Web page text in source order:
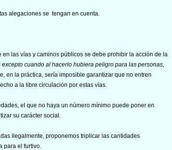
alegaciones se tengan en cuenta.
las vías y caminos públicos se debe prohibir la acción de la
cuando al hacerlo hubiera peligro para las personas,
en la práctica, sería imposible garantizar que no entren
a la libre circulación por estas vías.
el que no haya un número mínimo puede poner en
su carácter social.
ilegalmente, proponemos triplicar las cantidades
para el furtivo.